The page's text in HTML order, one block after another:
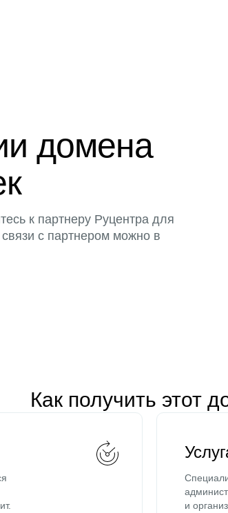
домена
к партнеру Руцентра для
с партнером можно в
Как получить этот
и